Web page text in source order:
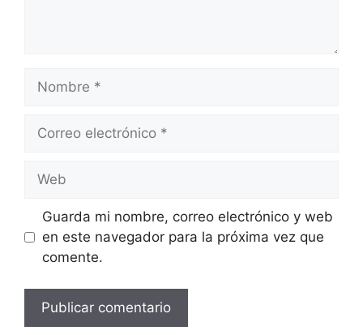
Nombre
Correo
Web
Guarda mi nombre, correo electrónico y web
en este navegador para la próxima vez que
comente.